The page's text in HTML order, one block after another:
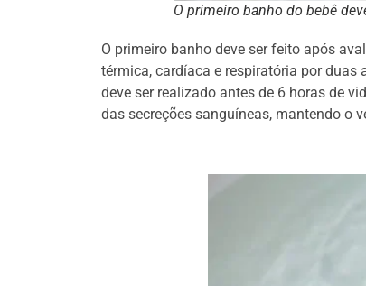
O primeiro banho do bebê
O primeiro banho deve ser feito após
térmica, cardíaca e respiratória por duas
deve ser realizado antes de 6 horas de
das secreções sanguíneas, mantendo o